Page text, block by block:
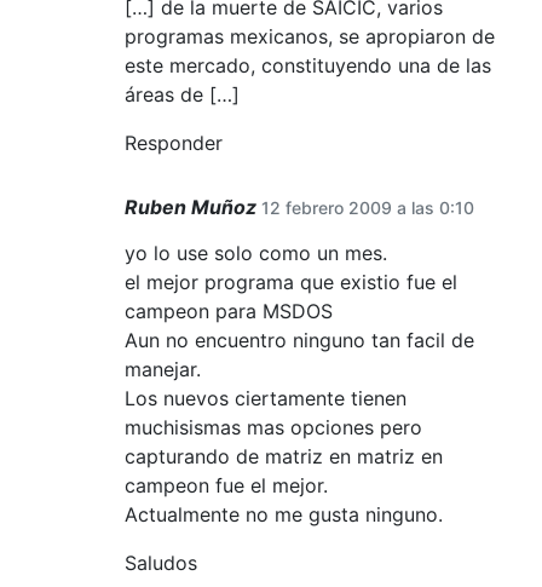
[…] de la muerte de SAICIC, varios
programas mexicanos, se apropiaron de
este mercado, constituyendo una de las
áreas de […]
Responder
Ruben Muñoz 12 febrero 2009 a las 0:10
yo lo use solo como un mes.
el mejor programa que existio fue el
campeon para MSDOS
Aun no encuentro ninguno tan facil de
manejar.
Los nuevos ciertamente tienen
muchisismas mas opciones pero
capturando de matriz en matriz en
campeon fue el mejor.
Actualmente no me gusta ninguno.
Saludos